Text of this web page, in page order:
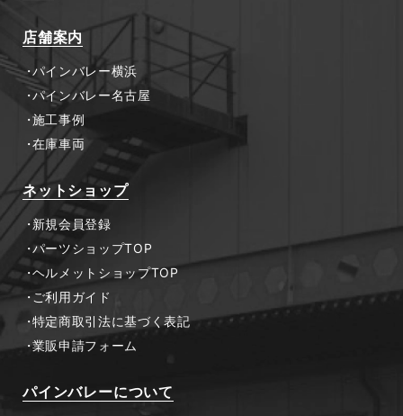
店舗案内
パインバレー横浜
パインバレー名古屋
施工事例
在庫車両
ネットショップ
新規会員登録
パーツショップTOP
ヘルメットショップTOP
ご利用ガイド
特定商取引法に基づく表記
業販申請フォーム
パインバレーについて